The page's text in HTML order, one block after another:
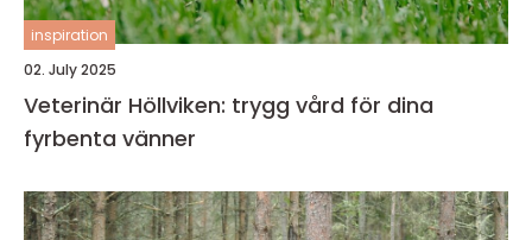
inspiration
02. July 2025
Veterinär Höllviken: trygg vård för dina
fyrbenta vänner